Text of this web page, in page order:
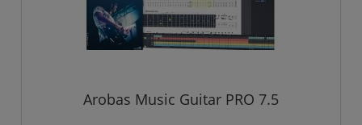
Arobas Music Guitar PRO 7.5